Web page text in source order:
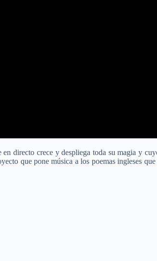
en directo crece y despliega toda su magia y
que pone música a los poemas ingleses